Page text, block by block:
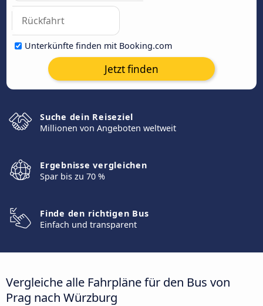
Unterkünfte finden mit Booking.com
Jetzt finden
Suche dein Reiseziel
Millionen von Angeboten weltweit
Ergebnisse vergleichen
Spar bis zu 70 %
Finde den richtigen Bus
Einfach und transparent
Vergleiche alle Fahrpläne für den Bus von
Prag nach Würzburg